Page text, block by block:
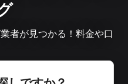
者が見つかる！料金や口